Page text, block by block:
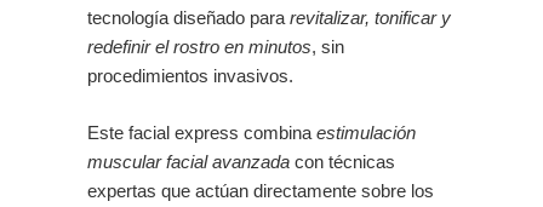
tecnología diseñado pararevitalizar, tonificar y
redefinir el rostro en minutos, sin
procedimientos invasivos.
Este facial express combinaestimulación
muscular facial avanzada con técnicas
expertas que actúan directamente sobre los